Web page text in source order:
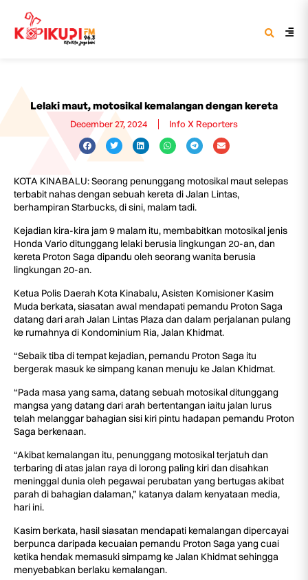
Lelaki maut, motosikal kemalangan dengan kereta
December 27, 2024 Info X Reporters
KOTA KINABALU: Seorang penunggang motosikal maut selepas
terbabit nahas dengan sebuah kereta di Jalan Lintas,
berhampiran Starbucks, di sini, malam tadi.
Kejadian kira-kira jam 9 malam itu, membabitkan motosikal jenis
Honda Vario ditunggang lelaki berusia lingkungan 20-an, dan
kereta Proton Saga dipandu oleh seorang wanita berusia
lingkungan 20-an.
Ketua Polis Daerah Kota Kinabalu, Asisten Komisioner Kasim
Muda berkata, siasatan awal mendapati pemandu Proton Saga
datang dari arah Jalan Lintas Plaza dan dalam perjalanan pulang
ke rumahnya di Kondominium Ria, Jalan Khidmat.
“Sebaik tiba di tempat kejadian, pemandu Proton Saga itu
bergerak masuk ke simpang kanan menuju ke Jalan Khidmat.
“Pada masa yang sama, datang sebuah motosikal ditunggang
mangsa yang datang dari arah bertentangan iaitu jalan lurus
telah melanggar bahagian sisi kiri pintu hadapan pemandu Proton
Saga berkenaan.
“Akibat kemalangan itu, penunggang motosikal terjatuh dan
terbaring di atas jalan raya di lorong paling kiri dan disahkan
meninggal dunia oleh pegawai perubatan yang bertugas akibat
parah di bahagian dalaman,” katanya dalam kenyataan media,
hari ini.
Kasim berkata, hasil siasatan mendapati kemalangan dipercayai
berpunca daripada kecuaian pemandu Proton Saga yang cuai
ketika hendak memasuki simpamg ke Jalan Khidmat sehingga
menyebabkan berlaku kemalangan.